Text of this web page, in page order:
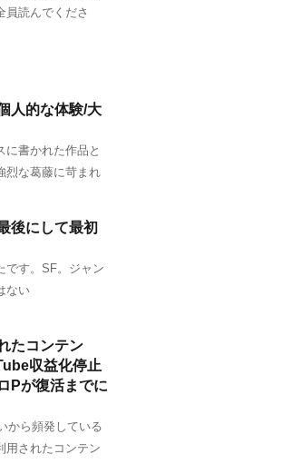
員読んでくださ
人的な体験/大
に書かれた作品と
烈な葛藤に苛まれ
後にして最初
です。SF。ジャン
ない
たコンテン
収益化停止
Pが復活までに
から頻発している
用されたコンテン